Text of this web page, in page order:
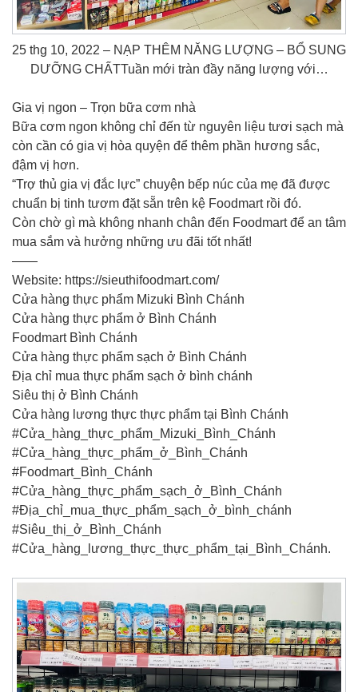
25 thg 10, 2022 – NẠP THÊM NĂNG LƯỢNG – BỔ SUNG
DƯỠNG CHẤTTuần mới tràn đầy năng lượng với…
Gia vị ngon – Trọn bữa cơm nhà
Bữa cơm ngon không chỉ đến từ nguyên liệu tươi sạch mà
còn cần có gia vị hòa quyện để thêm phần hương sắc,
đậm vị hơn.
“Trợ thủ gia vị đắc lực” chuyện bếp núc của mẹ đã được
chuẩn bị tinh tươm đặt sẵn trên kệ Foodmart rồi đó.
Còn chờ gì mà không nhanh chân đến Foodmart để an tâm
mua sắm và hưởng những ưu đãi tốt nhất!
——
Website: https://sieuthifoodmart.com/
Cửa hàng thực phẩm Mizuki Bình Chánh
Cửa hàng thực phẩm ở Bình Chánh
Foodmart Bình Chánh
Cửa hàng thực phẩm sạch ở Bình Chánh
Địa chỉ mua thực phẩm sạch ở bình chánh
Siêu thị ở Bình Chánh
Cửa hàng lương thực thực phẩm tại Bình Chánh
#Cửa_hàng_thực_phẩm_Mizuki_Bình_Chánh
#Cửa_hàng_thực_phẩm_ở_Bình_Chánh
#Foodmart_Bình_Chánh
#Cửa_hàng_thực_phẩm_sạch_ở_Bình_Chánh
#Địa_chỉ_mua_thực_phẩm_sạch_ở_bình_chánh
#Siêu_thị_ở_Bình_Chánh
#Cửa_hàng_lương_thực_thực_phẩm_tại_Bình_Chánh.